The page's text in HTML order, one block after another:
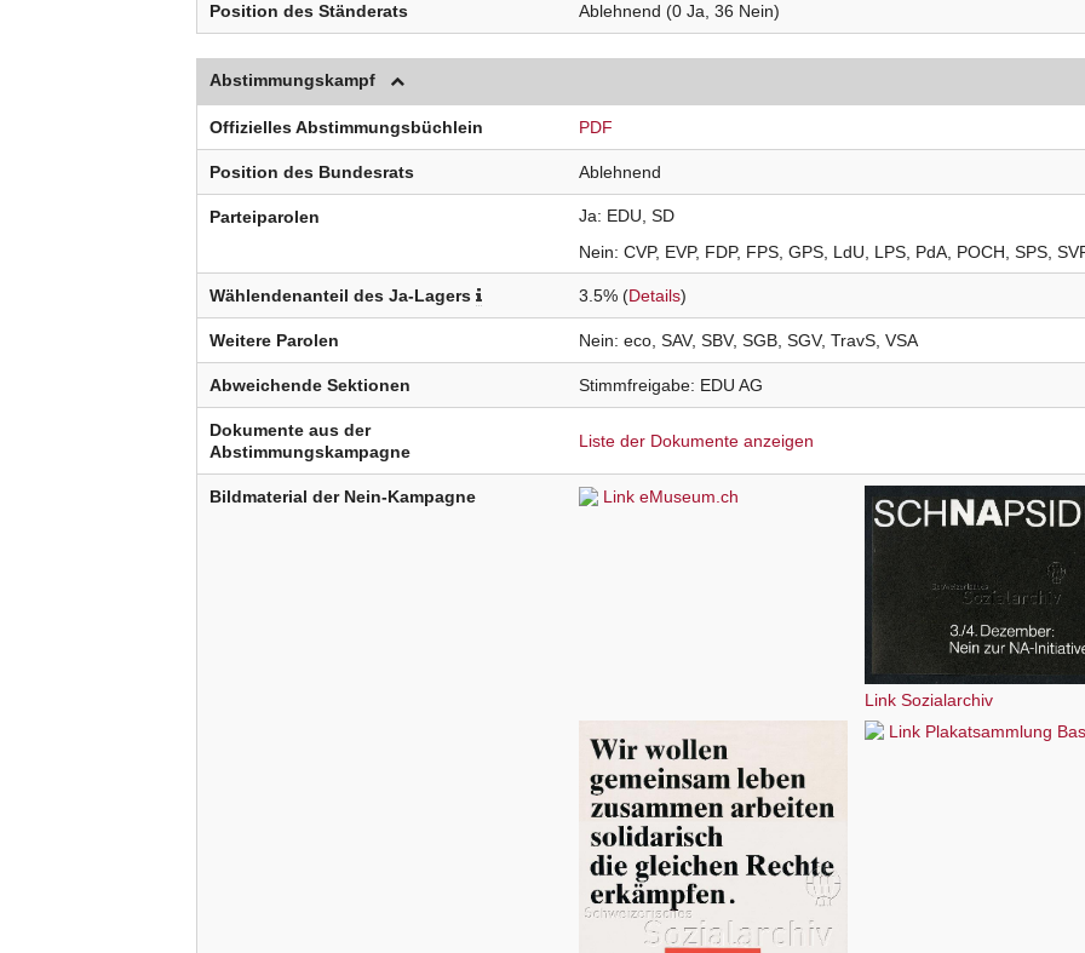
Position des Ständerats Ablehnend (0 Ja, 36 Nein)
Abstimmungskampf
Offizielles Abstimmungsbüchlein PDF
Position des Bundesrats Ablehnend
Parteiparolen Ja EDU SD
Nein CVP EVP FDP FPS GPS LdU LPS PdA POCH SPS
Wählendenanteil des Ja-Lagers 3.5% (Details)
Weitere Parolen Nein eco SAV SBV SGB SGV TravS VSA
Abweichende Sektionen Stimmfreigabe EDU AG
Dokumente aus der
Abstimmungskampagne
Liste der Dokumente anzeigen
Bildmaterial der Nein-Kampagne Link eMuseum.ch
Link Sozialarchiv
Link Plakatsammlung